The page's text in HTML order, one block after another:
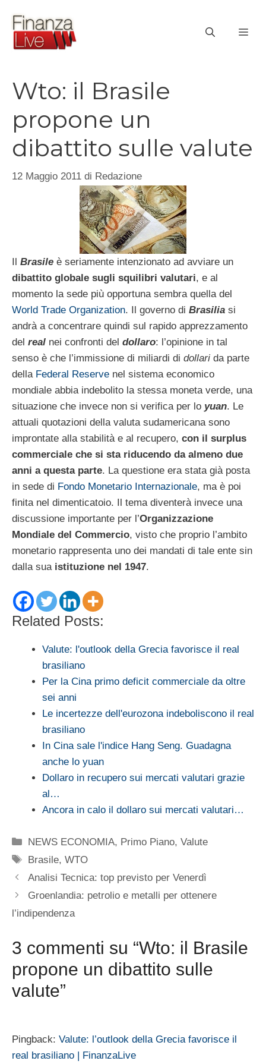
contenuto
Wto: il Brasile
propone un
dibattito sulle valute
12 Maggio 2011 di Redazione
Il Brasile è seriamente intenzionato ad avviare un
dibattito globale sugli squilibri valutari, e al
momento la sede più opportuna sembra quella del
World Trade Organization. Il governo di Brasilia si
andrà a concentrare quindi sul rapido apprezzamento
del real nei confronti del dollaro: l’opinione in tal
senso è che l’immissione di miliardi di dollari da parte
della Federal Reserve nel sistema economico
mondiale abbia indebolito la stessa moneta verde, una
situazione che invece non si verifica per lo yuan. Le
attuali quotazioni della valuta sudamericana sono
improntate alla stabilità e al recupero, con il surplus
commerciale che si sta riducendo da almeno due
anni a questa parte. La questione era stata già posta
in sede di Fondo Monetario Internazionale, ma è poi
finita nel dimenticatoio. Il tema diventerà invece una
discussione importante per l’Organizzazione
Mondiale del Commercio, visto che proprio l’ambito
monetario rappresenta uno dei mandati di tale ente sin
dalla sua istituzione nel 1947.
Related Posts:
Valute: l'outlook della Grecia favorisce il real
brasiliano
Per la Cina primo deficit commerciale da oltre
sei anni
Le incertezze dell'eurozona indeboliscono il real
brasiliano
In Cina sale l'indice Hang Seng. Guadagna
anche lo yuan
Dollaro in recupero sui mercati valutari grazie
al…
Ancora in calo il dollaro sui mercati valutari…
Categorie
NEWS ECONOMIA, Primo Piano,Valute
Tag
Brasile,WTO
Analisi Tecnica: top previsto per Venerdì
Groenlandia: petrolio e metalli per ottenere
l’indipendenza
3 commenti su “Wto: il Brasile
propone un dibattito sulle
valute”
Pingback: Valute: l’outlook della Grecia favorisce il
real brasiliano | FinanzaLive